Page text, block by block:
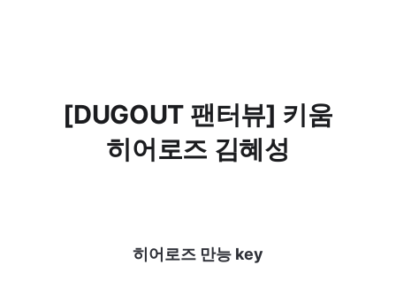
[ DUGOUT 팬터뷰] 키움
히어로즈 김혜성
히어로즈 만능 key